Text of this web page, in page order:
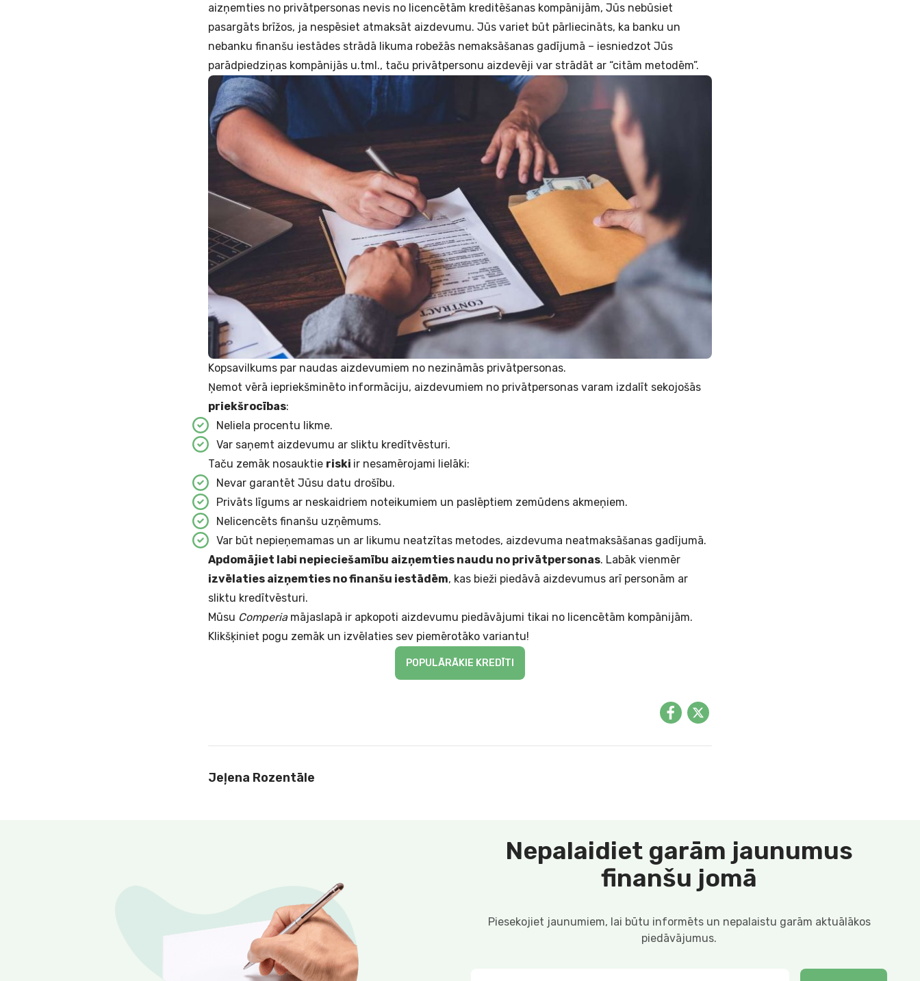
aizņemties no privātpersonas nevis no licencētām kreditēšanas kompānijām, Jūs nebūsiet
pasargāts brīžos, ja nespēsiet atmaksāt aizdevumu. Jūs variet būt pārliecināts, ka banku un
nebanku finanšu iestādes strādā likuma robežās nemaksāšanas gadījumā – iesniedzot Jūs
parādpiedziņas kompānijās u.tml., taču privātpersonu aizdevēji var strādāt ar “citām metodēm”.
Kopsavilkums par naudas aizdevumiem no nezināmās privātpersonas.
Ņemot vērā iepriekšminēto informāciju, aizdevumiem no privātpersonas varam izdalīt sekojošās
priekšrocības:
Neliela procentu likme.
Var saņemt aizdevumu ar sliktu kredītvēsturi.
Taču zemāk nosauktie riski ir nesamērojami lielāki:
Nevar garantēt Jūsu datu drošību.
Privāts līgums ar neskaidriem noteikumiem un paslēptiem zemūdens akmeņiem.
Nelicencēts finanšu uzņēmums.
Var būt nepieņemamas un ar likumu neatzītas metodes, aizdevuma neatmaksāšanas gadījumā.
Apdomājiet labi nepieciešamību aizņemties naudu no privātpersonas. Labāk vienmēr
izvēlaties aizņemties no finanšu iestādēm, kas bieži piedāvā aizdevumus arī personām ar
sliktu kredītvēsturi.
Mūsu Comperia mājaslapā ir apkopoti aizdevumu piedāvājumi tikai no licencētām kompānijām.
Klikšķiniet pogu zemāk un izvēlaties sev piemērotāko variantu!
POPULĀRĀKIE KREDĪTI
Jeļena Rozentāle
Nepalaidiet garām jaunumus
finanšu jomā
Piesekojiet jaunumiem, lai būtu informēts un nepalaistu garām aktuālākos
piedāvājumus.